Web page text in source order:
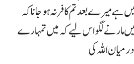
ہے میرے بعد تم کافر نہ ہوجانا کہ
لگو اس لیے کہ میں تمہارے
درمیان اللہ کی